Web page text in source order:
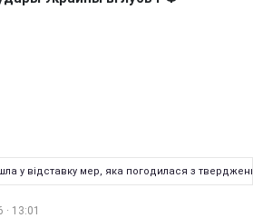
у відставку мер, яка погодилася з
13:01